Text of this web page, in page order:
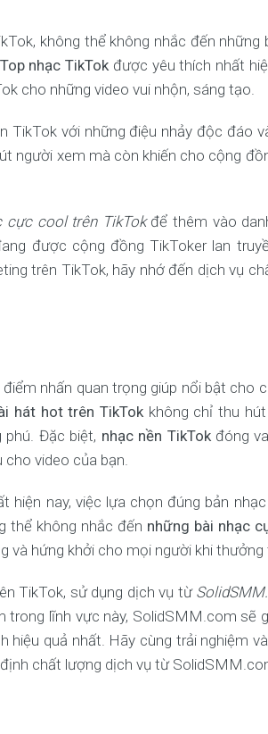
không thể không nhắc đến
Top nhạc TikTok được yêu thích nhất
cho những video vui nhộn, sáng tạo.
với những điệu nhảy độc đáo
người xem mà còn khiến cho cộng
cực cool trên TikTokđể thêm vào
được cộng đồng TikToker lan
trên TikTok, hãy nhớ đến dịch vụ
nhấn quan trọng giúp nổi bật cho
hát hot trên TikTokkhông chỉ thu
Đặc biệt, nhạc nền TikTokđóng
video của bạn.
hiện nay, việc lựa chọn đúng bản
thể không nhắc đến những bài nhạc
và hứng khởi cho mọi người khi thưởng
TikTok, sử dụng dịch vụ từ
trong lĩnh vực này, SolidSMM.com sẽ
quả nhất. Hãy cùng trải nghiệm
chất lượng dịch vụ từ